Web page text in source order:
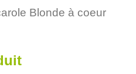
Blonde à coeur